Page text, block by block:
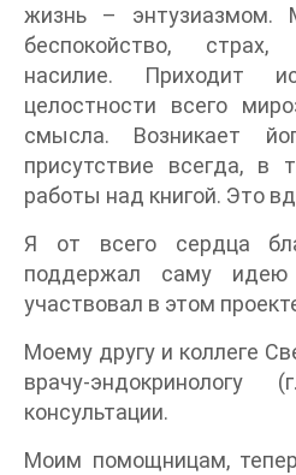
жизнь – энтузиазмом.
беспокойство,
насилие. Приходит
целостности всего
смысла. Возникает
присутствие всегда, в
работы над книгой. Это
Я от всего сердца
поддержал саму
участвовал в этом
Моему другу и коллеге
врачу-
консультации.
Моим помощницам,